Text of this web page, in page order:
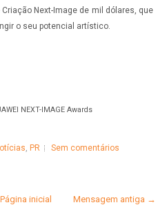
Next-Image de mil dólares, que
o seu potencial artístico.
NEXT-IMAGE Awards
PR Sem comentários
Mensagem antiga →
Página inicial